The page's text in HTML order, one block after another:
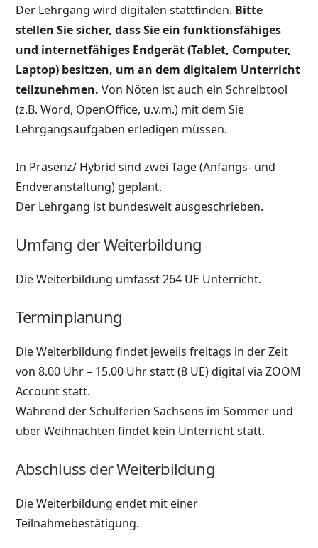
Der Lehrgang wird digitalen stattfinden. Bitte
stellen Sie sicher, dass Sie ein funktionsfähiges
und internetfähiges Endgerät (Tablet, Computer,
Laptop) besitzen, um an dem digitalem Unterricht
teilzunehmen. Von Nöten ist auch ein Schreibtool
(z.B. Word, OpenOffice, u.v.m.) mit dem Sie
Lehrgangsaufgaben erledigen müssen.
In Präsenz/ Hybrid sind zwei Tage (Anfangs- und
Endveranstaltung) geplant.
Der Lehrgang ist bundesweit ausgeschrieben.
Umfang der Weiterbildung
Die Weiterbildung umfasst 264 UE Unterricht.
Terminplanung
Die Weiterbildung findet jeweils freitags in der Zeit
von 8.00 Uhr – 15.00 Uhr statt (8 UE) digital via ZOOM
Account statt.
Während der Schulferien Sachsens im Sommer und
über Weihnachten findet kein Unterricht statt.
Abschluss der Weiterbildung
Die Weiterbildung endet mit einer
Teilnahmebestätigung.